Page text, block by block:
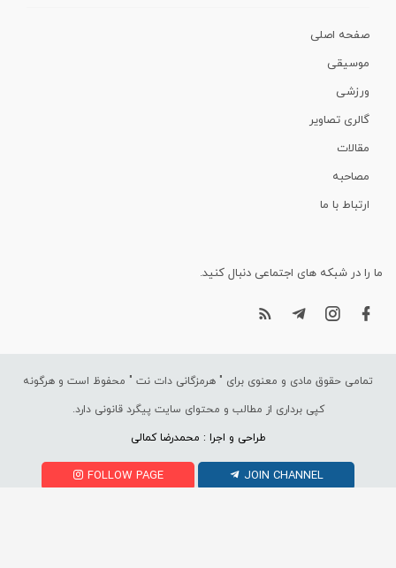
صفحه اصلی
موسیقی
ورزشی
گالری تصاویر
مقالات
مصاحبه
ارتباط با ما
ما را در شبکه های اجتماعی دنبال کنید.
تمامی حقوق مادی و معنوی برای " هرمزگانی دات نت " محفوظ است و هرگونه
کپی برداری از مطالب و محتوای سایت پیگرد قانونی دارد.
طراحی و اجرا : محمدرضا کمالی
FOLLOW PAGE JOIN CHANNEL